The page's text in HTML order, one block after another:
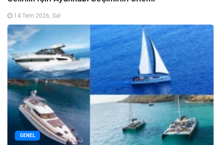
14 Tem 2026, Sal
GENEL